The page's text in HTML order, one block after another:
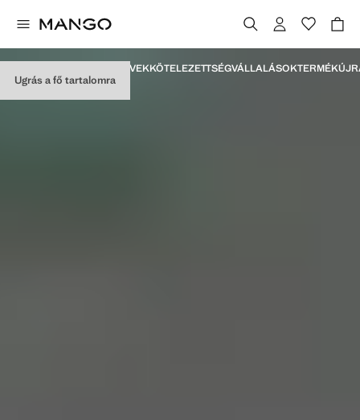
Ugrás a fő tartalomra
MÉRFÖLDKÖVEKKÖTELEZETTSÉGVÁLLALÁSOKTERMÉK